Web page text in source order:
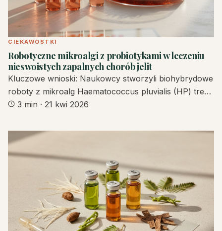
CIEKAWOSTKI
Robotyczne mikroalgi z probiotykami w leczeniu
nieswoistych zapalnych chorób jelit
Kluczowe wnioski: Naukowcy stworzyli biohybrydowe
roboty z mikroalg Haematococcus pluvialis (HP) tre…
3 min · 21 kwi 2026